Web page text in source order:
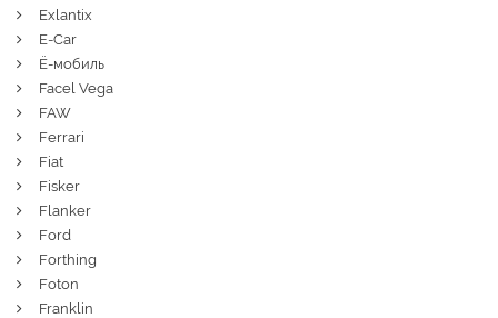
Exlantix
E-Car
Ё-мобиль
Facel Vega
FAW
Ferrari
Fiat
Fisker
Flanker
Ford
Forthing
Foton
Franklin